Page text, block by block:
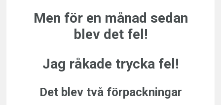
Men för en månad sedan
blev det fel!
Jag råkade trycka fel!
Det blev två förpackningar